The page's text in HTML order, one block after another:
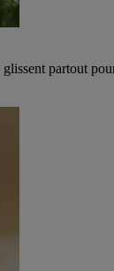
partout